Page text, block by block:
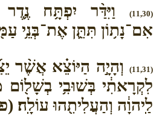
(11,30)
וַיִּדַּ֨ר יִפְתָּ֥ח נֶ֛דֶר
אִם־נָת֥וֹן תִּתֵּ֛ן אֶת־בְּנֵ֥י
(11,31)
וְהָיָ֣ה הַיּוֹצֵ֗א אֲשֶׁ֨ר
לִקְרָאתִ֔י בְּשׁוּבִ֥י בְשָׁל֖וֹם
לַֽיהוָ֔ה וְהַעֲלִיתִ֖הוּ עוֹלָֽה׃